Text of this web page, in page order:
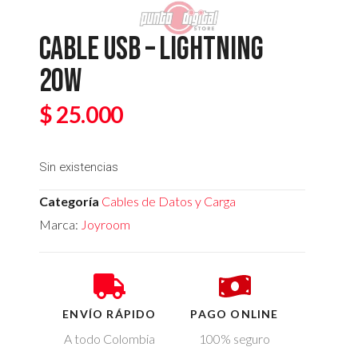
CABLE USB – LIGHTNING
20W
$25.000
Sin existencias
Categoría Cables de Datos y Carga
Marca: Joyroom
ENVÍO RÁPIDO
A todo Colombia
PAGO ONLINE
100% seguro